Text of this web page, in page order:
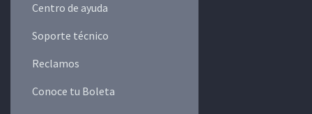
Centro de ayuda
Soporte técnico
Reclamos
Conoce tu Boleta